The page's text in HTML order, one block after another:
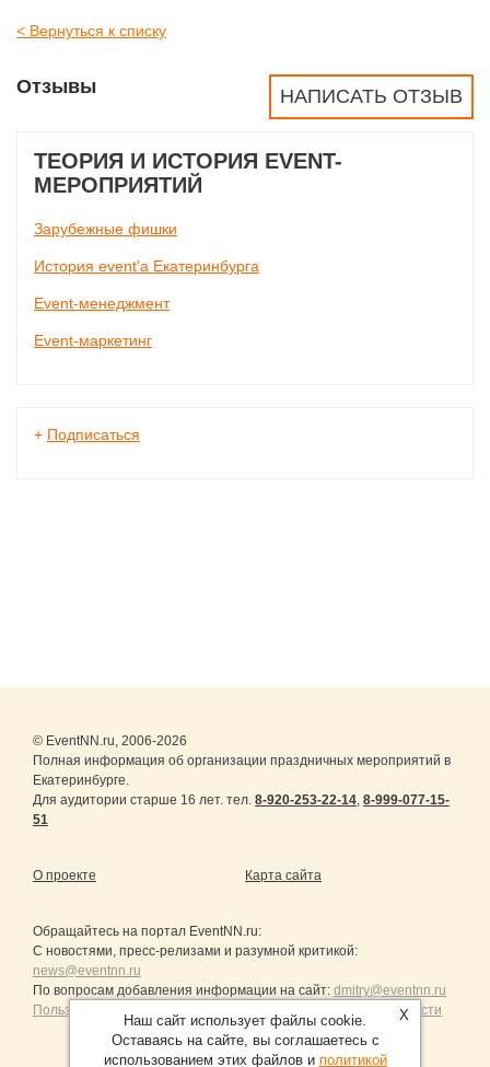
< Вернуться к списку
НАПИСАТЬ ОТЗЫВ
Отзывы
ТЕОРИЯ И ИСТОРИЯ EVENT-
МЕРОПРИЯТИЙ
Зарубежные фишки
История event'а Екатеринбурга
Event-менеджмент
Event-маркетинг
+ Подписаться
© EventNN.ru, 2006-2026
Полная информация об организации праздничных мероприятий в
Екатеринбурге.
Для аудитории старше 16 лет. тел. 8-920-253-22-14 8-999-077-15-
51
О проекте Карта сайта
Обращайтесь на портал EventNN.ru:
С новостями, пресс-релизами и разумной критикой:
news@eventnn.ru
По вопросам добавления информации на сайт: dmitry@eventnn.ru
Пользовательское Соглашение и политика конфиденциальности
X
Наш сайт использует файлы cookie.
Оставаясь на сайте, вы соглашаетесь с
использованием этих файлов и политикой